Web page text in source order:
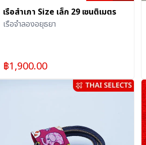
เรือสำเภา Size เล็ก 29 เซนติเมตร
เรือจำลองอยุธยา
฿1,900.00